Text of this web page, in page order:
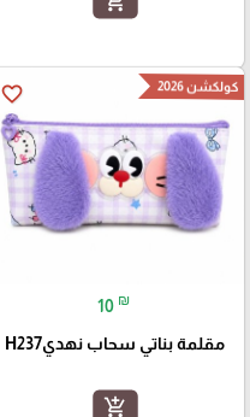
favorite_border كولكشن 2026
10 ₪
مقلمة بناتي سحاب نهديH237
add_shopping_cart